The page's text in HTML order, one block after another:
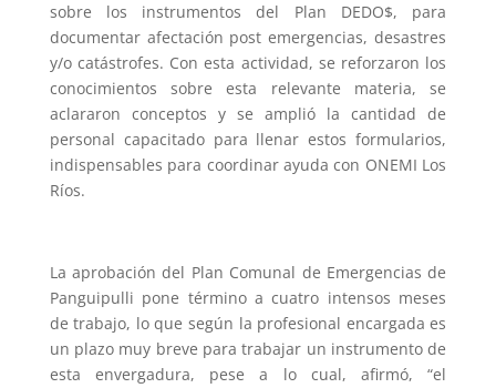
sobre los instrumentos del Plan DEDO$, para
documentar afectación post emergencias, desastres
y/o catástrofes. Con esta actividad, se reforzaron los
conocimientos sobre esta relevante materia, se
aclararon conceptos y se amplió la cantidad de
personal capacitado para llenar estos formularios,
indispensables para coordinar ayuda con ONEMI Los
Ríos.
La aprobación del Plan Comunal de Emergencias de
Panguipulli pone término a cuatro intensos meses
de trabajo, lo que según la profesional encargada es
un plazo muy breve para trabajar un instrumento de
esta envergadura, pese a lo cual, afirmó, “el